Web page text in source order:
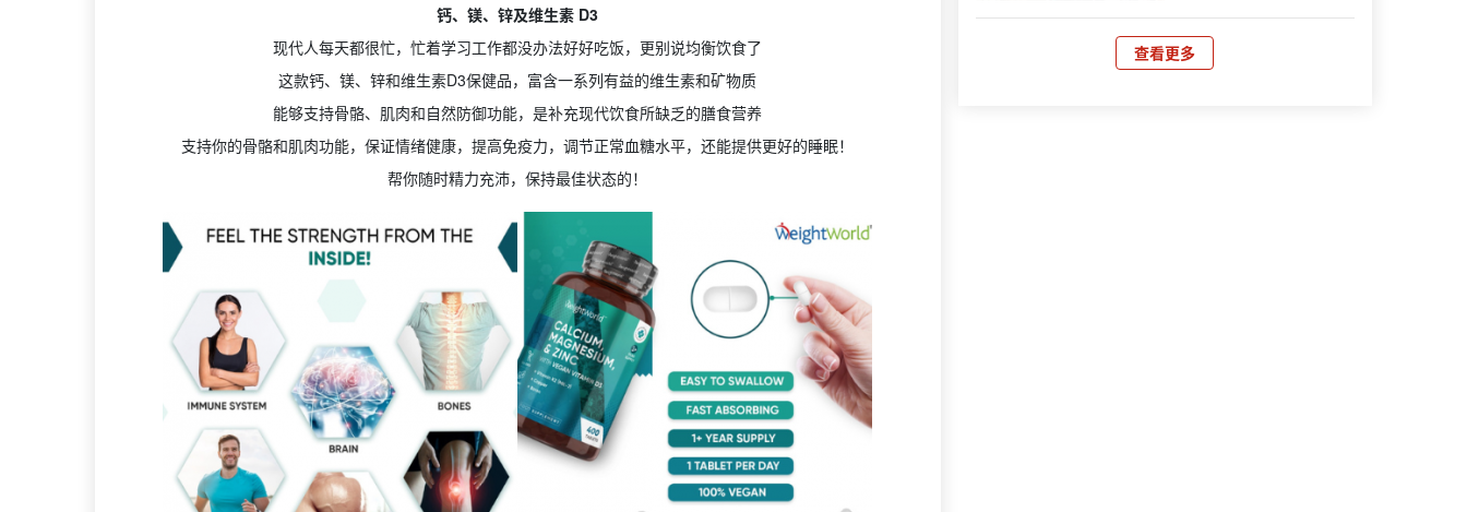
钙、镁、锌及维生素 D3
现代人每天都很忙，忙着学习工作都没办法好好吃饭，更别说均衡饮食了
这款钙、镁、锌和维生素D3保健品，富含一系列有益的维生素和矿物质
能够支持骨骼、肌肉和自然防御功能，是补充现代饮食所缺乏的膳食营养
支持你的骨骼和肌肉功能，保证情绪健康，提高免疫力，调节正常血糖水平，还能提供更好的睡眠！
帮你随时精力充沛，保持最佳状态的！
查看更多